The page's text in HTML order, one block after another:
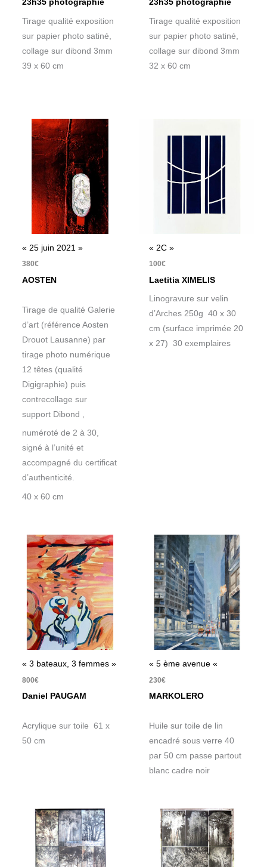
23h35 photographie
Tirage qualité exposition
sur papier photo satiné,
collage sur dibond 3mm
39 x 60 cm
23h35 photographie
Tirage qualité exposition
sur papier photo satiné,
collage sur dibond 3mm
32 x 60 cm
« 25 juin 2021 »
380€
AOSTEN
Tirage de qualité Galerie
d’art (référence Aosten
Drouot Lausanne) par
tirage photo numérique
12 têtes (qualité
Digigraphie) puis
contrecollage sur
support Dibond ,
numéroté de 2 à 30,
signé à l’unité et
accompagné du certificat
d’authenticité.
40 x 60 cm
« 2C »
100€
Laetitia XIMELIS
Linogravure sur velin
d’Arches 250g 40 x 30
cm (surface imprimée 20
x 27) 30 exemplaires
« 3 bateaux, 3 femmes »
800€
Daniel PAUGAM
Acrylique sur toile 61 x
50 cm
« 5 ème avenue «
230€
MARKOLERO
Huile sur toile de lin
encadré sous verre 40
par 50 cm passe partout
blanc cadre noir